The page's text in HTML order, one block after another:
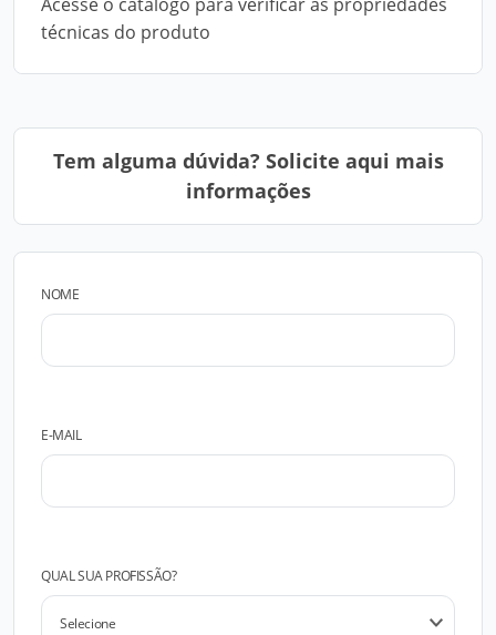
técnicas do produto
Tem alguma dúvida? Solicite aqui mais
informações
NOME
E-MAIL
QUAL SUA PROFISSÃO?